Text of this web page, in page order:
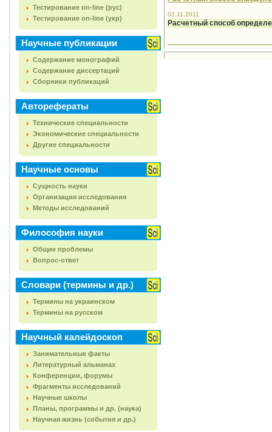
Тестирование on-line (рус)
Тестирование on-line (укр)
Научные публикации
Содержание монографий
Содержание диссертаций
Сборники публикаций
Авторефераты
Технические специальности
Экономические специальности
Другие специальности
Научные основы
Сущность науки
Организация исследования
Методы исследований
Философия науки
Общие проблемы
Вопрос-ответ
Словари (термины и др.)
Термины на украинском
Термины на русском
Научный калейдоскоп
Занимательные факты
Литературный альманах
Конференции, форумы
Фрагменты исследований
Научные школы
Планы, программы и др. (наука)
Научная жизнь (события и др.)
02.11.2011
Расчетный способ